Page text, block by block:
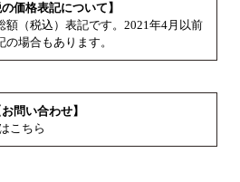
の価格表記について】
額（税込）表記です。2021年4月以前
場合もあります。
お問い合わせ】
こちら